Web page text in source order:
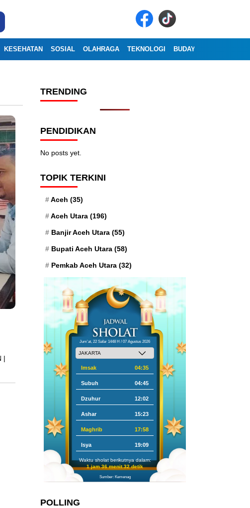
KESEHATAN SOSIAL OLAHRAGA TEKNOLOGI BUDAYA
|
TRENDING
PENDIDIKAN
No posts yet.
TOPIK TERKINI
Aceh (35)
Aceh Utara (196)
Banjir Aceh Utara (55)
Bupati Aceh Utara (58)
Pemkab Aceh Utara (32)
Jum'at, 22 Safar 1448 H / 07 Agustus 2026
Imsak 04:35
Subuh 04:45
Dzuhur 12:02
Ashar 15:23
Maghrib 17:58
Isya 19:09
Waktu sholat berikutnya dalam:
1 jam 36 menit 31 detik
Sumber: Kemenag
POLLING